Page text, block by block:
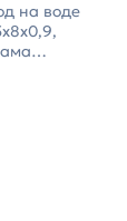
на воде